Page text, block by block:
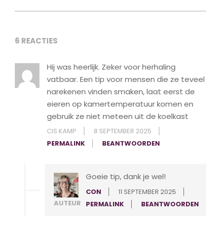
6 REACTIES
Hij was heerlijk. Zeker voor herhaling
vatbaar. Een tip voor mensen die ze teveel
narekenen vinden smaken, laat eerst de
eieren op kamertemperatuur komen en
gebruik ze niet meteen uit de koelkast
CIS KAMP
8 SEPTEMBER 2025
PERMALINK
BEANTWOORDEN
AUTEUR
Goeie tip, dank je wel!
CON
11 SEPTEMBER 2025
PERMALINK
BEANTWOORDEN